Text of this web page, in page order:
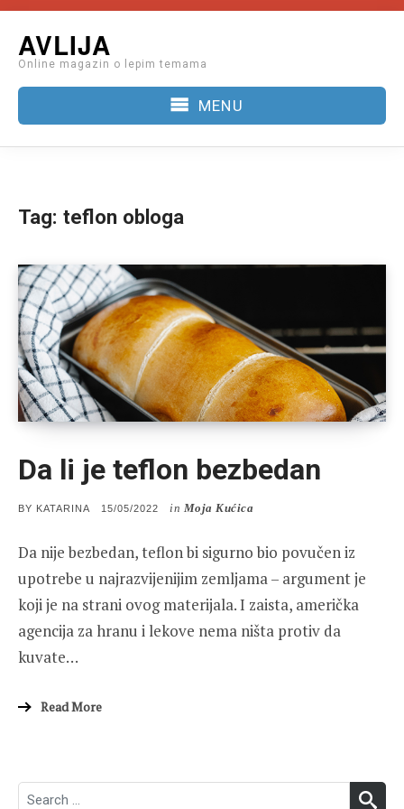
content
AVLIJA
Online magazin o lepim temama
MENU
Tag: teflon obloga
Da li je teflon bezbedan
BY KATARINA
POSTED
15/05/2022 in Moja Kućica
Da nije bezbedan, teflon bi sigurno bio povučen iz
upotrebe u najrazvijenijim zemljama – argument je
koji je na strani ovog materijala. I zaista, američka
agencija za hranu i lekove nema ništa protiv da
kuvate…
Read More
Search